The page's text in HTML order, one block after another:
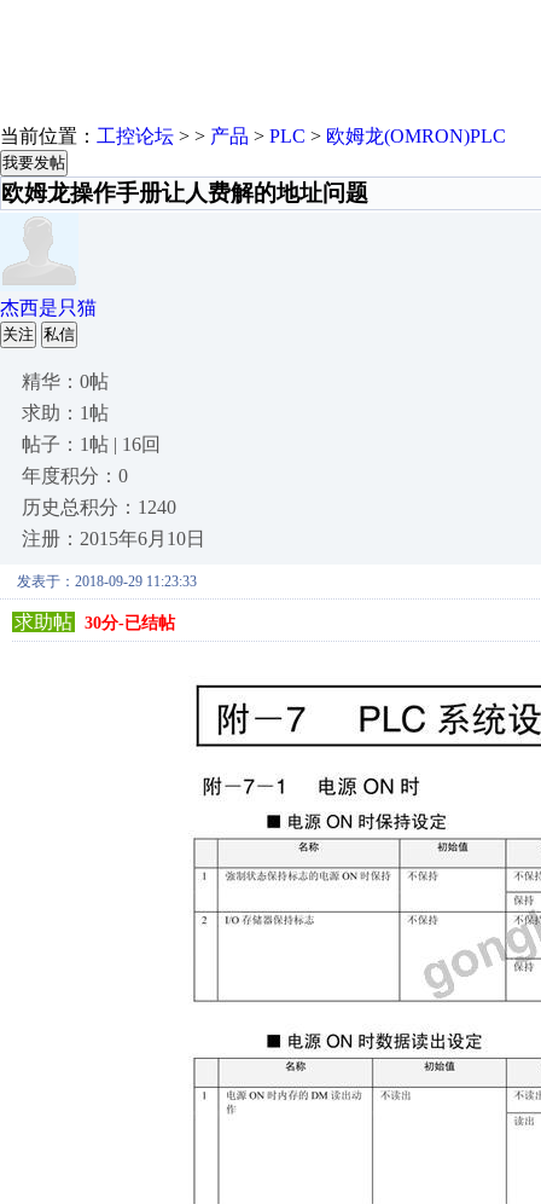
当前位置： 工控论坛 > > 产品 > PLC > 欧姆龙(OMRON)PLC
我要发帖
欧姆龙操作手册让人费解的地址问题
杰西是只猫
关注 私信
精华：0帖
求助：1帖
帖子：1帖 | 16回
年度积分：0
历史总积分：1240
注册：2015年6月10日
发表于：2018-09-29 11:23:33
求助帖 30分-已结帖